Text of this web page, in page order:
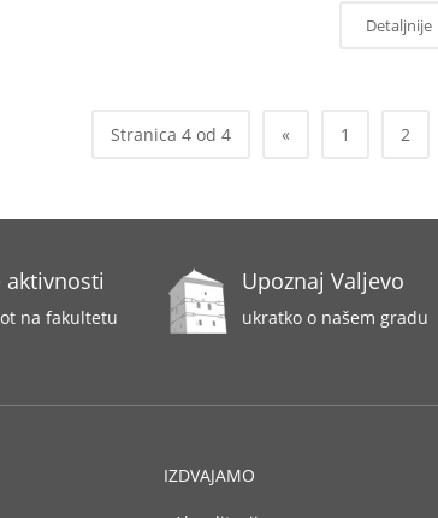
Detaljnije
Stranica 4 od 4 « 1 2
aktivnosti
na fakultetu
Upoznaj Valjevo
ukratko o našem gradu
IZDVAJAMO